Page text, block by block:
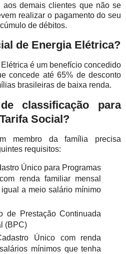
aos demais clientes que não se
realizar o pagamento do seu
de débitos.
de Energia Elétrica?
é um benefício concedido
concede até 65% de desconto
brasileiras de baixa renda.
classificação para
Social?
membro da família precisa
requisitos:
Único para Programas
renda familiar mensal
a meio salário mínimo
de Prestação Continuada
(BPC)
Único com renda
mínimos que tenha